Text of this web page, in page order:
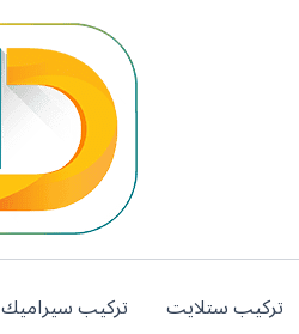
تركيب ستلايت تركيب سيراميك